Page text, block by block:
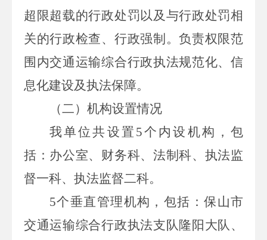
超限超载的行政处罚以及与行政处罚相
关的行政检查、行政强制。负责权限范
围内交通运输综合行政执法规范化、信
息化建设及执法保障。
（二）机构设置情况
我单位共设置5个内设机构，包
括：办公室、财务科、法制科、执法监
督一科、执法监督二科。
5个垂直管理机构，包括：保山市
交通运输综合行政执法支队隆阳大队、